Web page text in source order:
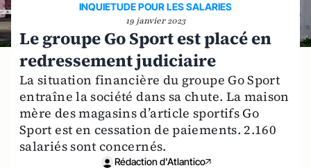
INQUIETUDE POUR LES SALARIES
19 janvier 2023
Le groupe Go Sport est placé en
redressement judiciaire
La situation financière du groupe Go Sport
entraîne la société dans sa chute. La maison
mère des magasins d’article sportifs Go
Sport est en cessation de paiements. 2.160
salariés sont concernés.
Rédaction d'Atlantico